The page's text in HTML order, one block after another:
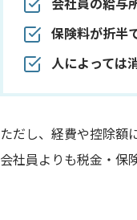
会社員の給与
保険料が折半
人によっては
ただし、経費や控除額
会社員よりも税金・保